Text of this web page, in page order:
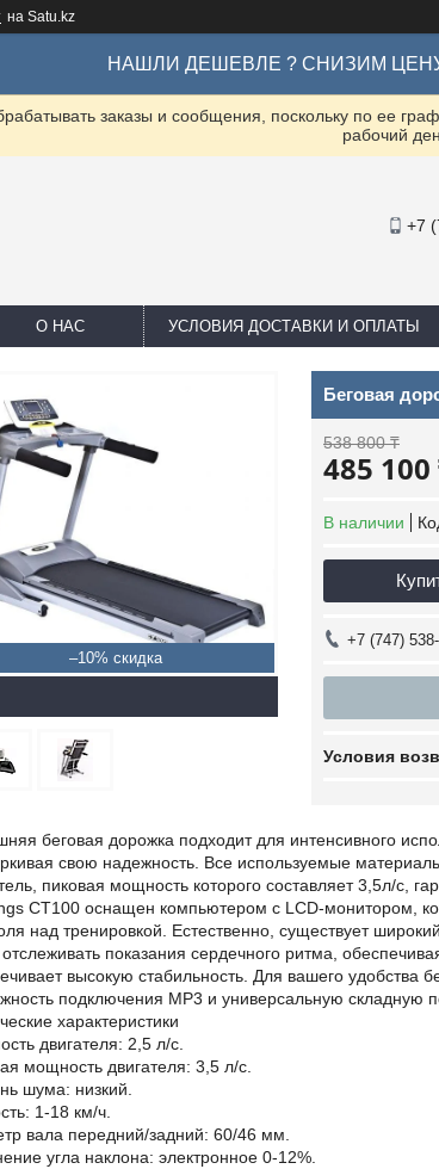
на Satu.kz
НАШЛИ ДЕШЕВЛЕ ? СНИЗИМ
заказы и сообщения, поскольку по ее
рабочий
+7
О НАС УСЛОВИЯ ДОСТАВКИ И ОПЛАТЫ
–10%
Беговая
538 800 ₸
485 100
В наличии
+7 (747)
беговая дорожка подходит для интенсивного
свою надежность. Все используемые
пиковая мощность которого составляет 3,5л/с,
СT100 оснащен компьютером с LCD-монитором,
над тренировкой. Естественно, существует
отслеживать показания сердечного ритма,
высокую стабильность. Для вашего удобства
подключения MP3 и универсальную складную
характеристики
двигателя: 2,5 л/с.
мощность двигателя: 3,5 л/с.
шума: низкий.
1-18 км/ч.
вала передний/задний: 60/46 мм.
угла наклона: электронное 0-12%.